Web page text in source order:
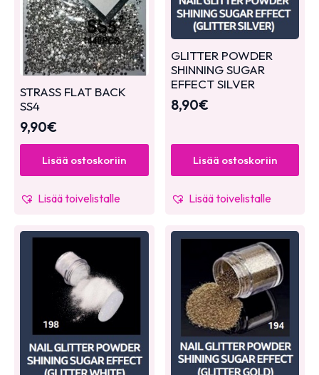
STRASS FLAT BACK
SS4
9,90€
Lisää ostoskoriin
Lisää toivelistalle
GLITTER POWDER
SHINNING SUGAR
EFFECT SILVER
8,90€
Lisää ostoskoriin
Lisää toivelistalle